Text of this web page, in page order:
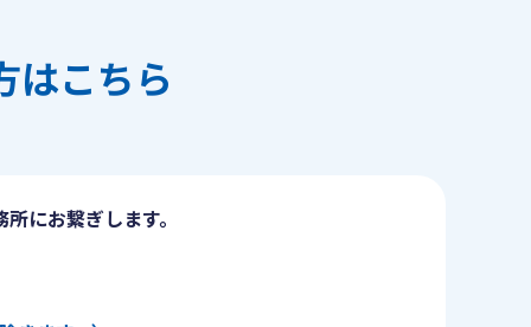
はこちら
にお繋ぎします。